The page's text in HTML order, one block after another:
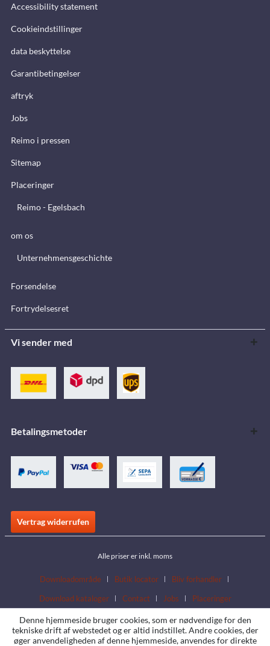
Accessibility statement
Cookieindstillinger
data beskyttelse
Garantibetingelser
aftryk
Jobs
Reimo i pressen
Sitemap
Placeringer
Reimo - Egelsbach
om os
Unternehmensgeschichte
Forsendelse
Fortrydelsesret
Vi sender med
Betalingsmetoder
Vertrag widerrufen
Alle priser er inkl. moms
Downloadområde Butik locator
Bliv forhandler
Download kataloger
Contact Jobs Placeringer
Denne hjemmeside bruger cookies, som er nødvendige for den
tekniske drift af webstedet og er altid indstillet. Andre cookies, der
øger anvendeligheden af denne hjemmeside, anvendes for direkte